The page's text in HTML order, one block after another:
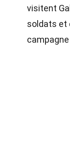
visitent
soldats et